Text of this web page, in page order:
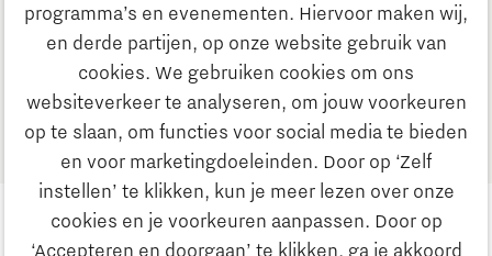
programma’s en evenementen. Hiervoor maken wij,
en derde partijen, op onze website gebruik van
cookies. We gebruiken cookies om ons
websiteverkeer te analyseren, om jouw voorkeuren
op te slaan, om functies voor social media te bieden
en voor marketingdoeleinden. Door op ‘Zelf
instellen’ te klikken, kun je meer lezen over onze
cookies en je voorkeuren aanpassen. Door op
‘Accepteren en doorgaan’ te klikken, ga je akkoord
E-mailadres:info@thegate.tech
Volg ons
Bezoekadres walk-in hours &
The Gate Academy
Eindhoven University of Technology
Alpha Hub, 2e verdieping